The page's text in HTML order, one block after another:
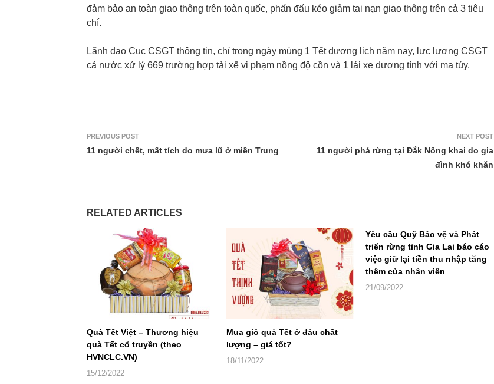
đảm bảo an toàn giao thông trên toàn quốc, phấn đấu kéo giảm tai nạn giao thông trên cả 3 tiêu
chí.
Lãnh đạo Cục CSGT thông tin, chỉ trong ngày mùng 1 Tết dương lịch năm nay, lực lượng CSGT
cả nước xử lý 669 trường hợp tài xế vi phạm nồng độ cồn và 1 lái xe dương tính với ma túy.
PREVIOUS POST
11 người chết, mất tích do mưa lũ ở miền Trung
NEXT POST
11 người phá rừng tại Đắk Nông khai do gia
đình khó khăn
RELATED ARTICLES
Quà Tết Việt – Thương hiệu
quà Tết cổ truyền (theo
HVNCLC.VN)
15/12/2022
Mua giỏ quà Tết ở đâu chất
lượng – giá tốt?
18/11/2022
Yêu cầu Quỹ Bảo vệ và Phát
triển rừng tỉnh Gia Lai báo cáo
việc giữ lại tiền thu nhập tăng
thêm của nhân viên
21/09/2022